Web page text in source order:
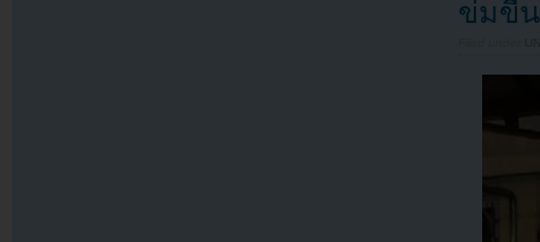
ข่มขืน